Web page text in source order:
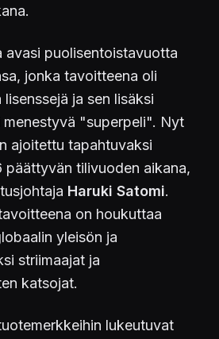
avasi puolisentoistavuotta
jonka tavoitteena oli
ja sen lisäksi
"superpeli". Nyt
ajoitettu tapahtuvaksi
päättyvän tilivuoden aikana,
Haruki Satomi.
on houkuttaa
yleisön ja
striimaajat ja
katsojat.
lukeutuvat